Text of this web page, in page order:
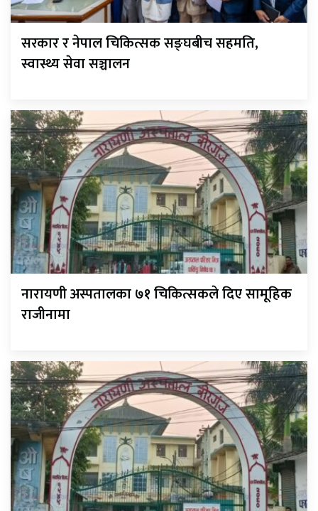
सरकार र नेपाल चिकित्सक सङ्घबीच सहमति,
स्वास्थ्य सेवा सञ्चालन
नारायणी अस्पतालका ७१ चिकित्सकले दिए सामूहिक
राजीनामा